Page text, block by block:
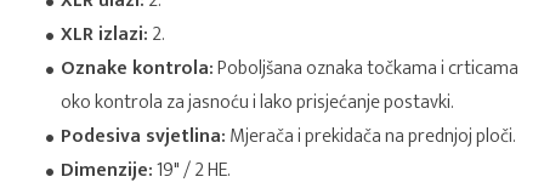
XLR izlazi:2.
Oznake kontrola:Poboljšana oznaka točkama i crticama
oko kontrola za jasnoću i lako prisjećanje postavki.
Podesiva svjetlina:Mjerača i prekidača na prednjoj ploči.
Dimenzije:19" / 2 HE.